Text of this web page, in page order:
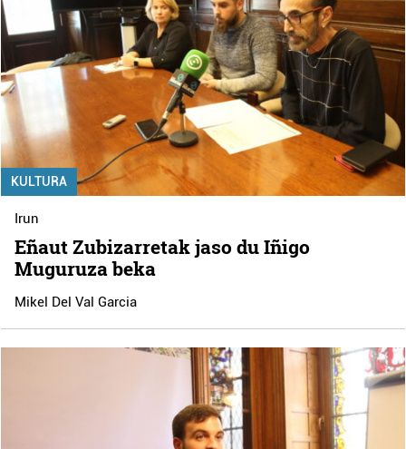
KULTURA
Irun
Eñaut Zubizarretak jaso du Iñigo
Muguruza beka
Mikel Del Val Garcia